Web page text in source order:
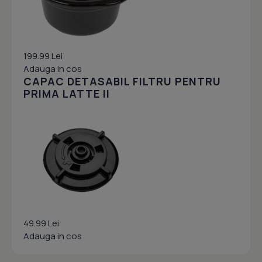
199.99 Lei
Adauga in cos
CAPAC DETASABIL FILTRU PENTRU
PRIMA LATTE II
49.99 Lei
Adauga in cos